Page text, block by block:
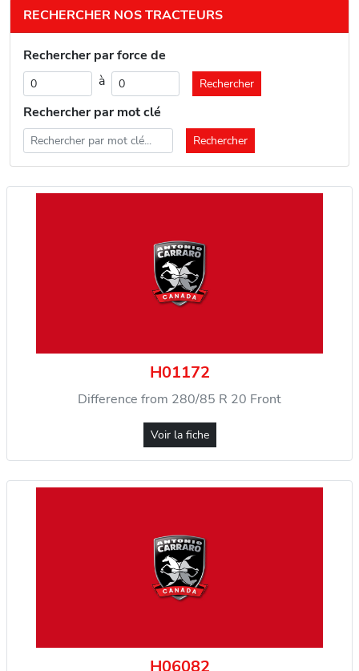
RECHERCHER NOS TRACTEURS
Rechercher par force de
à
Rechercher par mot clé
H01172
Difference from 280/85 R 20 Front
Voir la fiche
H06082